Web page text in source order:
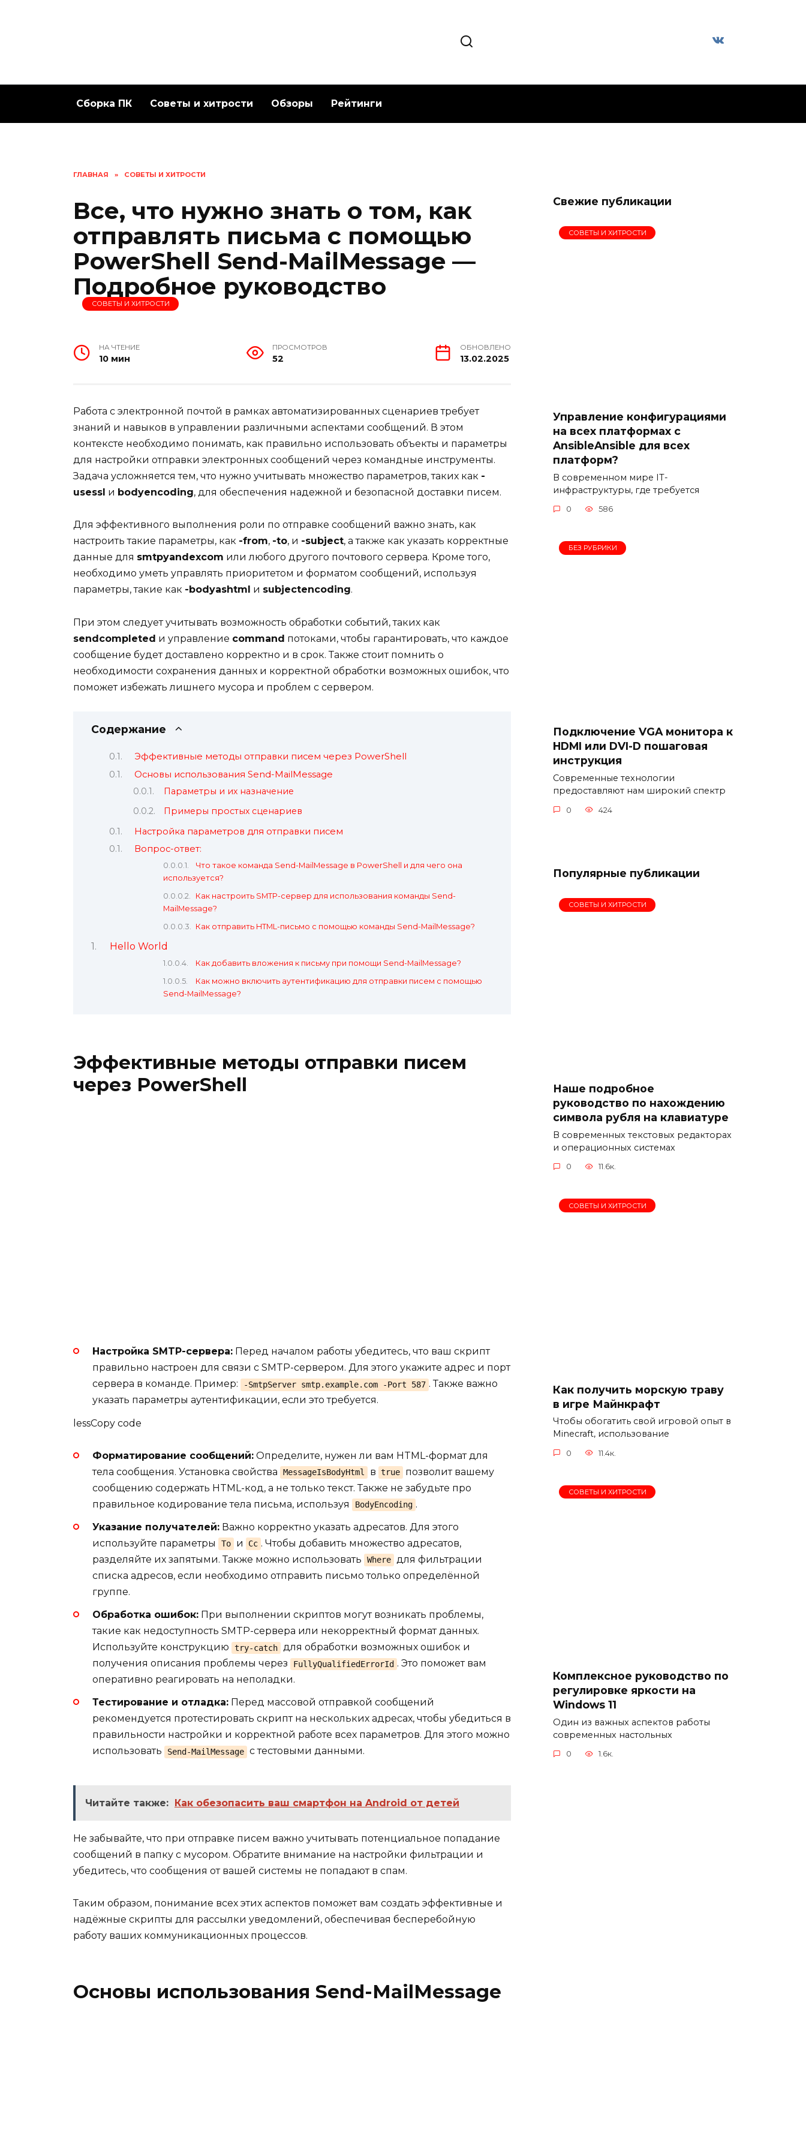
Сборка ПК Советы и хитрости Обзоры Рейтинги
ГЛАВНАЯ » СОВЕТЫ И ХИТРОСТИ
Все, что нужно знать о том, как
отправлять письма с помощью
PowerShell Send-MailMessage —
Подробное руководство
СОВЕТЫ И ХИТРОСТИ
НА ЧТЕНИЕ
10 мин
ПРОСМОТРОВ
52
ОБНОВЛЕНО
13.02.2025
Работа с электронной почтой в рамках автоматизированных сценариев требует
знаний и навыков в управлении различными аспектами сообщений. В этом
контексте необходимо понимать, как правильно использовать объекты и параметры
для настройки отправки электронных сообщений через командные инструменты.
Задача усложняется тем, что нужно учитывать множество параметров, таких как -
usessl и bodyencoding, для обеспечения надежной и безопасной доставки писем.
Для эффективного выполнения роли по отправке сообщений важно знать, как
настроить такие параметры, как -from, -to, и -subject, а также как указать корректные
данные для smtpyandexcom или любого другого почтового сервера. Кроме того,
необходимо уметь управлять приоритетом и форматом сообщений, используя
параметры, такие как -bodyashtml и subjectencoding.
При этом следует учитывать возможность обработки событий, таких как
sendcompleted и управление command потоками, чтобы гарантировать, что каждое
сообщение будет доставлено корректно и в срок. Также стоит помнить о
необходимости сохранения данных и корректной обработки возможных ошибок, что
поможет избежать лишнего мусора и проблем с сервером.
Содержание
Эффективные методы отправки писем через PowerShell
Основы использования Send-MailMessage
Параметры и их назначение
Примеры простых сценариев
Настройка параметров для отправки писем
Вопрос-ответ:
Что такое команда Send-MailMessage в PowerShell и для чего она
используется?
Как настроить SMTP-сервер для использования команды Send-
MailMessage?
Как отправить HTML-письмо с помощью команды Send-MailMessage?
Hello World
Как добавить вложения к письму при помощи Send-MailMessage?
Как можно включить аутентификацию для отправки писем с помощью
Send-MailMessage?
Эффективные методы отправки писем
через PowerShell
Настройка SMTP-сервера: Перед началом работы убедитесь, что ваш скрипт
правильно настроен для связи с SMTP-сервером. Для этого укажите адрес и порт
сервера в команде. Пример:
-SmtpServer smtp.example.com -Port 587 . Также важно
указать параметры аутентификации, если это требуется.
lessCopy code
Форматирование сообщений: Определите, нужен ли вам HTML-формат для
тела сообщения. Установка свойства
MessageIsBodyHtml в true
позволит вашему
сообщению содержать HTML-код, а не только текст. Также не забудьте про
правильное кодирование тела письма, используя
BodyEncoding .
Указание получателей: Важно корректно указать адресатов. Для этого
используйте параметры
To и Cc . Чтобы добавить множество адресатов,
разделяйте их запятыми. Также можно использовать
Where для фильтрации
списка адресов, если необходимо отправить письмо только определённой
группе.
Обработка ошибок: При выполнении скриптов могут возникать проблемы,
такие как недоступность SMTP-сервера или некорректный формат данных.
Используйте конструкцию
try-catch для обработки возможных ошибок и
получения описания проблемы через
FullyQualifiedErrorId . Это поможет вам
оперативно реагировать на неполадки.
Тестирование и отладка: Перед массовой отправкой сообщений
рекомендуется протестировать скрипт на нескольких адресах, чтобы убедиться в
правильности настройки и корректной работе всех параметров. Для этого можно
использовать
Send-MailMessage с тестовыми данными.
Читайте также: Как обезопасить ваш смартфон на Android от детей
Не забывайте, что при отправке писем важно учитывать потенциальное попадание
сообщений в папку с мусором. Обратите внимание на настройки фильтрации и
убедитесь, что сообщения от вашей системы не попадают в спам.
Таким образом, понимание всех этих аспектов поможет вам создать эффективные и
надёжные скрипты для рассылки уведомлений, обеспечивая бесперебойную
работу ваших коммуникационных процессов.
Основы использования Send-MailMessage
Свежие публикации
СОВЕТЫ И ХИТРОСТИ
Управление конфигурациями
на всех платформах с
AnsibleAnsible для всех
платформ?
В современном мире IT-
инфраструктуры, где требуется
0 586
БЕЗ РУБРИКИ
Подключение VGA монитора к
HDMI или DVI-D пошаговая
инструкция
Современные технологии
предоставляют нам широкий спектр
0 424
Популярные публикации
СОВЕТЫ И ХИТРОСТИ
Наше подробное
руководство по нахождению
символа рубля на клавиатуре
В современных текстовых редакторах
и операционных системах
0 11.6к.
СОВЕТЫ И ХИТРОСТИ
Как получить морскую траву
в игре Майнкрафт
Чтобы обогатить свой игровой опыт в
Minecraft, использование
0 11.4к.
СОВЕТЫ И ХИТРОСТИ
Комплексное руководство по
регулировке яркости на
Windows 11
Один из важных аспектов работы
современных настольных
0 1.6к.